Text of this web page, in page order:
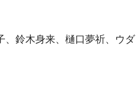
、鈴木身来、樋口夢祈、ウダ